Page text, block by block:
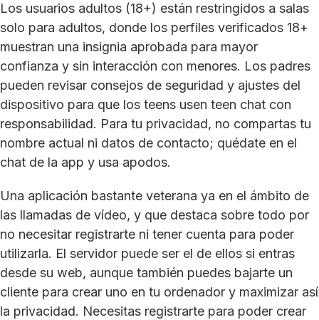
Los usuarios adultos (18+) están restringidos a salas
solo para adultos, donde los perfiles verificados 18+
muestran una insignia aprobada para mayor
confianza y sin interacción con menores. Los padres
pueden revisar consejos de seguridad y ajustes del
dispositivo para que los teens usen teen chat con
responsabilidad. Para tu privacidad, no compartas tu
nombre actual ni datos de contacto; quédate en el
chat de la app y usa apodos.
Una aplicación bastante veterana ya en el ámbito de
las llamadas de vídeo, y que destaca sobre todo por
no necesitar registrarte ni tener cuenta para poder
utilizarla. El servidor puede ser el de ellos si entras
desde su web, aunque también puedes bajarte un
cliente para crear uno en tu ordenador y maximizar así
la privacidad. Necesitas registrarte para poder crear